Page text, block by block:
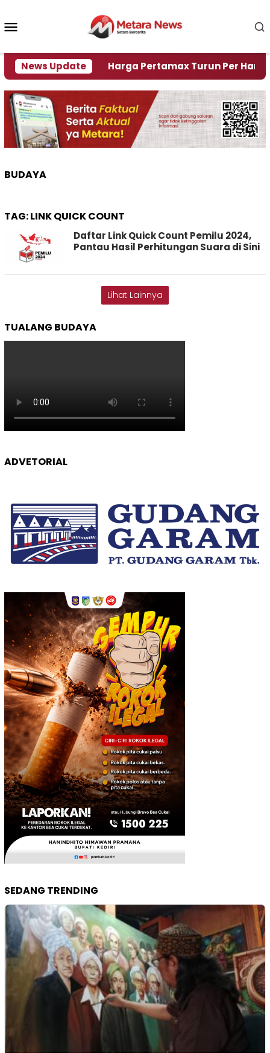
konten
News Update
Krisi Air Harga Pertamax Turun Per Hari Ini,
BUDAYA
TAG:LINK QUICK COUNT
Daftar Link Quick Count Pemilu 2024,
Pantau Hasil Perhitungan Suara di Sini
Lihat Lainnya
TUALANG BUDAYA
ADVETORIAL
SEDANG TRENDING